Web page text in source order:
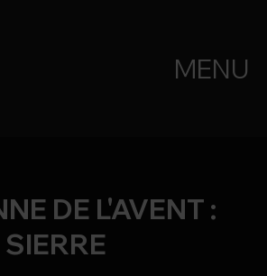
MENU
DE L'AVENT :